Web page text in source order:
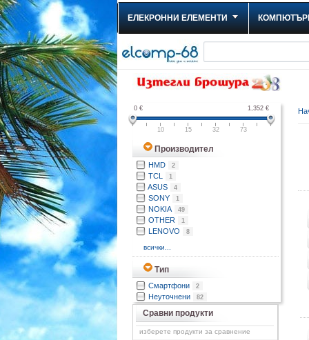
ЕЛЕКРОННИ ЕЛЕМЕНТИ
0 € 1,352 €
10 15 32 73
Производител
HMD 2
TCL 1
ASUS 4
SONY 1
NOKIA 49
OTHER 1
LENOVO 8
всички...
Тип
Смартфони 2
Неуточнени 82
Сравни продукти
изберете продукти за сравнение